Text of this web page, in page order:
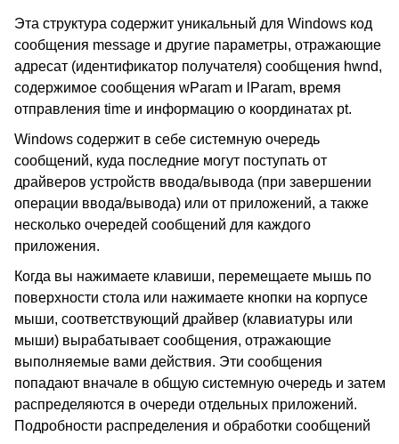
Эта структура содержит уникальный для Windows код
сообщения message и другие параметры, отражающие
адресат (идентификатор получателя) сообщения hwnd,
содержимое сообщения wParam и lParam, время
отправления time и информацию о координатах pt.
Windows содержит в себе системную очередь
сообщений, куда последние могут поступать от
драйверов устройств ввода/вывода (при завершении
операции ввода/вывода) или от приложений, а также
несколько очередей сообщений для каждого
приложения.
Когда вы нажимаете клавиши, перемещаете мышь по
поверхности стола или нажимаете кнопки на корпусе
мыши, соответствующий драйвер (клавиатуры или
мыши) вырабатывает сообщения, отражающие
выполняемые вами действия. Эти сообщения
попадают вначале в общую системную очередь и затем
распределяются в очереди отдельных приложений.
Подробности распределения и обработки сообщений